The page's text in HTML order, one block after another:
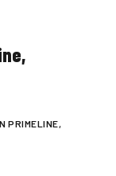
PRIMELINE,